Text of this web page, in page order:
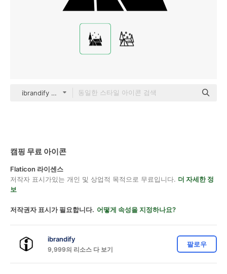
ibrandify Glyph
캠핑 무료 아이콘
Flaticon 라이센스
저작자 표시가있는 개인 및 상업적 목적으로 무료입니다. 더 자세한 정
보
저작권자 표시가 필요합니다. 어떻게 속성을 지정하나요?
ibrandify
9,999의 리소스 다 보기
팔로우